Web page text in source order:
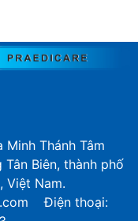
Minh Thánh Tâm
Biên, thành phố
Việt Nam.
Điện thoại: